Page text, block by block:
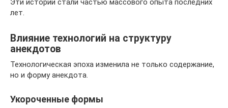
лет.
Влияние технологий на структуру
анекдотов
Технологическая эпоха изменила не только содержание,
но и форму анекдота.
Укороченные формы